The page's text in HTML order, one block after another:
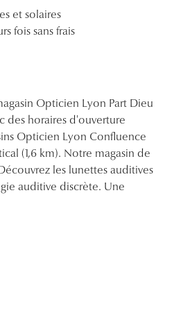
et solaires
fois sans frais
Opticien Lyon Part Dieu
des horaires d'ouverture
Opticien Lyon Confluence
(1,6 km). Notre magasin de
les lunettes auditives
auditive discrète. Une